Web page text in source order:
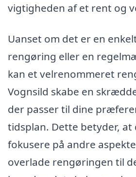
vigtigheden af et rent og
Uanset om det er en
rengøring eller en
kan et velrenommeret
Vognsild skabe en
der passer til dine
tidsplan. Dette betyder, at
fokusere på andre
overlade rengøringen til